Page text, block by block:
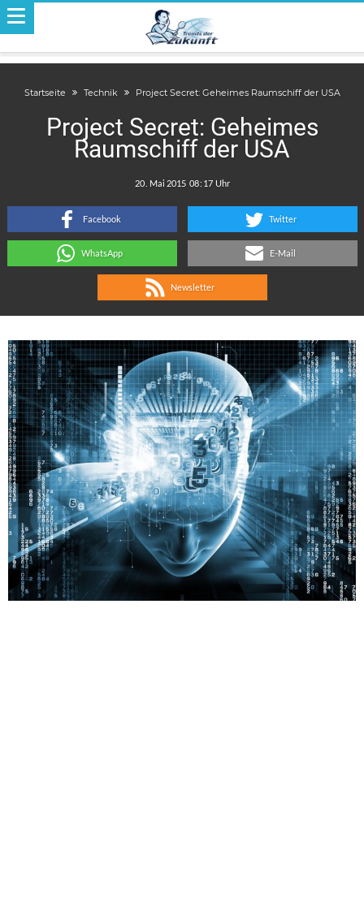
Startseite Technik Project Secret: Geheimes Raumschiff der USA
Project Secret: Geheimes
Raumschiff der USA
:
Facebook Twitter
WhatsApp E-Mail
Newsletter